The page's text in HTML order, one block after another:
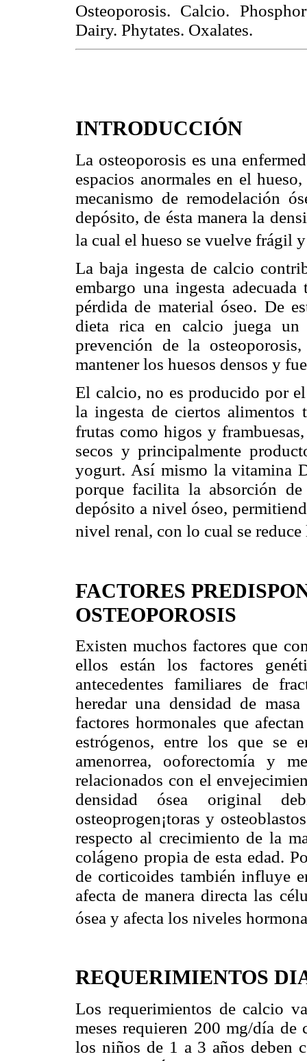
Osteoporosis. Calcio.
Dairy. Phytates. Oxalates.
INTRODUCCIÓN
La osteoporosis es una
espacios anormales en el
mecanismo de remodelación
depósito, de ésta manera la
la cual el hueso se vuelve frágil
La baja ingesta de calcio
embargo una ingesta
pérdida de material óseo. De
dieta rica en calcio juega un
prevención de la
mantener los huesos densos y
El calcio, no es producido por
la ingesta de ciertos alimentos
frutas como higos y
secos y principalmente
yogurt. Así mismo la vitamina
porque facilita la absorción
depósito a nivel óseo,
nivel renal, con lo cual se
FACTORES
OSTEOPOROSIS
Existen muchos factores que
ellos están los factores
antecedentes familiares de
heredar una densidad de
factores hormonales que
estrógenos, entre los que se
amenorrea, ooforectomía y
relacionados con el
densidad ósea original
osteoprogen¡toras y
respecto al crecimiento de la
colágeno propia de esta edad.
de corticoides también influye
afecta de manera directa las
ósea y afecta los niveles
REQUERIMIENTOS
Los requerimientos de calcio
meses requieren 200 mg/día
los niños de 1 a 3 años deben